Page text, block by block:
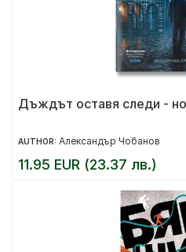
Дъждът оставя следи -
AUTHOR: Александър Чобанов
11.95 EUR (23.37 лв.)